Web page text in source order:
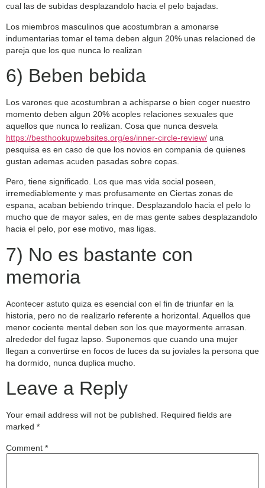
cual las de subidas desplazandolo hacia el pelo bajadas.
Los miembros masculinos que acostumbran a amonarse
indumentarias tomar el tema deben algun 20% unas relacioned de
pareja que los que nunca lo realizan
6) Beben bebida
Los varones que acostumbran a achisparse o bien coger nuestro
momento deben algun 20% acoples relaciones sexuales que
aquellos que nunca lo realizan. Cosa que nunca desvela
https://besthookupwebsites.org/es/inner-circle-review/ una
pesquisa es en caso de que los novios en compania de quienes
gustan ademas acuden pasadas sobre copas.
Pero, tiene significado. Los que mas vida social poseen,
irremediablemente y mas profusamente en Ciertas zonas de
espana, acaban bebiendo trinque. Desplazandolo hacia el pelo lo
mucho que de mayor sales, en de mas gente sabes desplazandolo
hacia el pelo, por ese motivo, mas ligas.
7) No es bastante con
memoria
Acontecer astuto quiza es esencial con el fin de triunfar en la
historia, pero no de realizarlo referente a horizontal. Aquellos que
menor cociente mental deben son los que mayormente arrasan.
alrededor del fugaz lapso. Suponemos que cuando una mujer
llegan a convertirse en focos de luces da su joviales la persona que
ha dormido, nunca duplica mucho.
Leave a Reply
Your email address will not be published. Required fields are
marked *
Comment *